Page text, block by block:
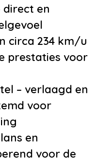
direct en
circa 234 km/u
prestaties voor
– verlaagd en
voor
en
voor de